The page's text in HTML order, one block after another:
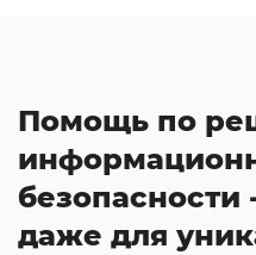
Помощь по
безопасности
даже для